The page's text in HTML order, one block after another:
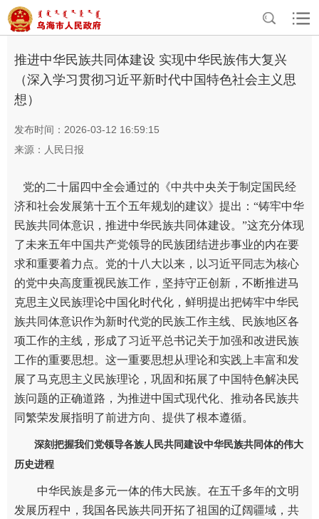
首页>资讯中心 > 宣传阐释习近平新时代中国特色社会主义思想
推进中华民族共同体建设 实现中华民族伟大复兴
（深入学习贯彻习近平新时代中国特色社会主义思
想）
发布时间：2026-03-12 16:59:15
来源：人民日报
党的二十届四中全会通过的《中共中央关于制定国民经
济和社会发展第十五个五年规划的建议》提出：“铸牢中华
民族共同体意识，推进中华民族共同体建设。”这充分体现
了未来五年中国共产党领导的民族团结进步事业的内在要
求和重要着力点。党的十八大以来，以习近平同志为核心
的党中央高度重视民族工作，坚持守正创新，不断推进马
克思主义民族理论中国化时代化，鲜明提出把铸牢中华民
族共同体意识作为新时代党的民族工作主线、民族地区各
项工作的主线，形成了习近平总书记关于加强和改进民族
工作的重要思想。这一重要思想从理论和实践上丰富和发
展了马克思主义民族理论，巩固和拓展了中国特色解决民
族问题的正确道路，为推进中国式现代化、推动各民族共
同繁荣发展指明了前进方向、提供了根本遵循。
深刻把握我们党领导各族人民共同建设中华民族共同体的伟大
历史进程
中华民族是多元一体的伟大民族。在五千多年的文明
发展历程中，我国各民族共同开拓了祖国的辽阔疆域，共